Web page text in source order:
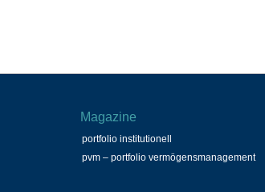
Magazine
portfolio institutionell
pvm – portfolio vermögensmanagement